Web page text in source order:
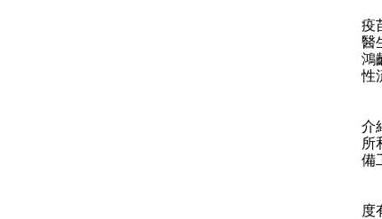
疫
醫
鴻
性
介
所
備
度